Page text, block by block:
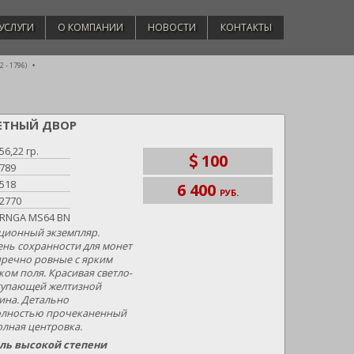
О КОМПАНИИ НОВОСТИ КОНТАКТЫ
- 1796)
ДВОР
56,22 гр.
789
518
2770
RNGA MS64 BN
экземпляр.
сохранности для монет
ровные с ярким
поля. Красивая светло-
желтизной
Детально
прочеканенный
центровка.
высокой степени
100
6 400 РУБ.